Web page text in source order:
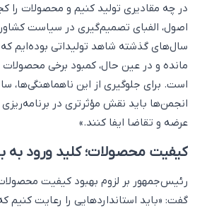
در چه مقادیری تولید کنیم و محصولات را
اصول، الفبای تصمیم‌گیری در سیاست
سال‌های گذشته شاهد تولیداتی بوده‌ایم
مانده و در عین حال، کمبود برخی
است. برای جلوگیری از این ناهماهنگی‌ها،
انجمن‌ها باید نقش مؤثرتری در
عرضه و تقاضا ایفا کنند.»
کیفیت محصولات؛ کلید ورود به
رئیس‌جمهور بر لزوم بهبود کیفیت
گفت: «باید استانداردهایی را رعایت کنیم